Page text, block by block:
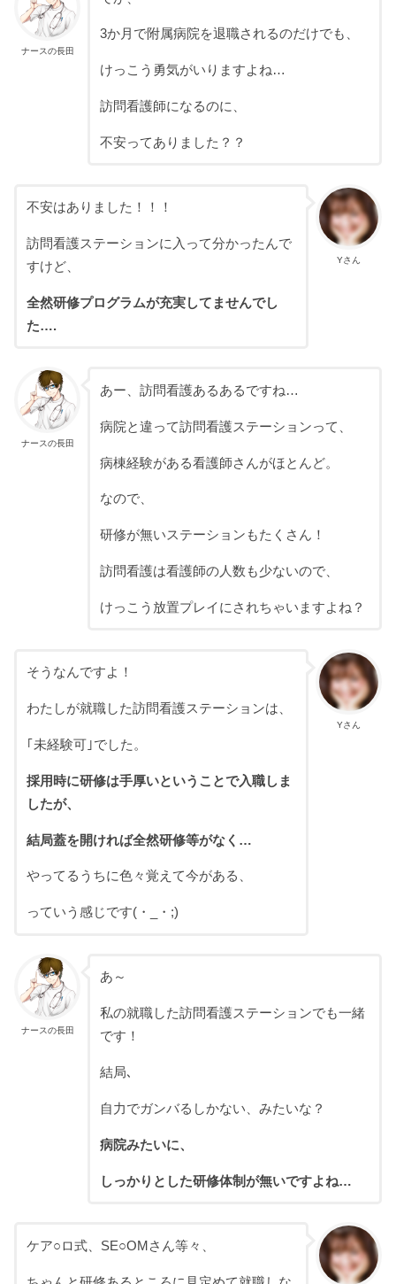
ナースの長田
3か月で附属病院を退職されるのだけでも、
けっこう勇気がいりますよね…
訪問看護師になるのに、
不安ってありました？？
Yさん
不安はありました！！！
訪問看護ステーションに入って分かったんで
すけど、
全然研修プログラムが充実してませんでし
た….
ナースの長田
あー、訪問看護あるあるですね…
病院と違って訪問看護ステーションって、
病棟経験がある看護師さんがほとんど。
なので、
研修が無いステーションもたくさん！
訪問看護は看護師の人数も少ないので、
けっこう放置プレイにされちゃいますよね？
Yさん
そうなんですよ！
わたしが就職した訪問看護ステーションは、
｢未経験可｣でした。
採用時に研修は手厚いということで入職しま
したが、
結局蓋を開ければ全然研修等がなく…
やってるうちに色々覚えて今がある、
っていう感じです(・_・;)
ナースの長田
あ～
私の就職した訪問看護ステーションでも一緒
です！
結局､
自力でガンバるしかない、みたいな？
病院みたいに、
しっかりとした研修体制が無いですよね…
ケア○ロ式、SE○OMさん等々、